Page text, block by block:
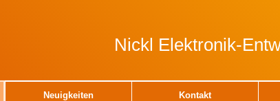
Nickl Elektronik-
Neuigkeiten Kontakt